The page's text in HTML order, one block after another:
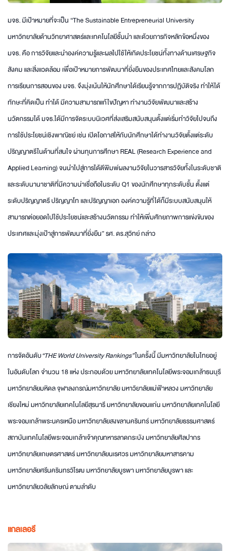
มจธ. มีเป้าหมายที่จะเป็น “The Sustainable Entrepreneurial University
มหาวิทยาลัยด้านวิทยาศาสตร์และเทคโนโลยีชั้นนำ และด้วยภารกิจหลักข้อหนึ่งของ
มจธ. คือ การวิจัยและนำองค์ความรู้และผลไปใช้ให้เกิดประโยชน์ทั้งทางด้านเศรษฐกิจ
สังคม และสิ่งแวดล้อม เพื่อเป้าหมายการพัฒนาที่ยั่งยืนของประเทศไทยและสังคมโลก
การเรียนการสอนของ มจธ. จึงมุ่งเน้นให้นักศึกษาได้เรียนรู้จากการปฏิบัติจริง ทำให้ได้
ทักษะที่คิดเป็น ทำได้ มีความสามารถแก้ไขปัญหา ทำงานวิจัยพัฒนาและสร้าง
นวัตกรรมได้ มจธ.ได้มีการจัดระบบนิเวศที่ส่งเสริมสนับสนุนตั้งแต่เริ่มทำวิจัยไปจนถึง
การใช้ประโยชน์เชิงพาณิชย์ เช่น เปิดโอกาสให้กับนักศึกษาได้ทำงานวิจัยตั้งแต่ระดับ
ปริญญาตรีในด้านที่สนใจ ผ่านทุนการศึกษา REAL (Research Experience and
Applied Learning) จนนำไปสู่การได้ตีพิมพ์ผลงานวิจัยในวารสารวิจัยทั้งในระดับชาติ
และระดับนานาชาติที่มีความน่าเชื่อถือในระดับ Q1 ของนักศึกษาทุกระดับชั้น ตั้งแต่
ระดับปริญญาตรี ปริญญาโท และปริญญาเอก องค์ความรู้ที่ได้ก็มีระบบสนับสนุนให้
สามารถต่อยอดไปใช้ประโยชน์และสร้างนวัตกรรม ทำให้เพิ่มศักยภาพการแข่งขันของ
ประเทศและมุ่งเป้าสู่การพัฒนาที่ยั่งยืน” รศ. ดร.สุวิทย์ กล่าว
การจัดอันดับ“THE World University Rankings”ในครั้งนี้ มีมหาวิทยาลัยในไทยอยู่
ในอันดับโลก จำนวน 18 แห่ง ประกอบด้วย มหาวิทยาลัยเทคโนโลยีพระจอมเกล้าธนบุรี
มหาวิทยาลัยมหิดล จุฬาลงกรณ์มหาวิทยาลัย มหาวิยาลัยแม่ฟ้าหลวง มหาวิทยาลัย
เชียงใหม่ มหาวิทยาลัยเทคโนโลยีสุรนารี มหาวิทยาลัยขอนแก่น มหาวิทยาลัยเทคโนโลยี
พระจอมเกล้าพระนครเหนือ มหาวิทยาลัยสงขลานครินทร์ มหาวิทยาลัยธรรมศาสตร์
สถาบันเทคโนโลยีพระจอมเกล้าเจ้าคุณทหารลาดกระบัง มหาวิทยาลัยศิลปากร
มหาวิทยาลัยเกษตรศาสตร์ มหาวิทยาลัยนเรศวร มหาวิทยาลัยมหาสารคาม
มหาวิทยาลัยศรีนครินทรวิโรฒ มหาวิทยาลัยบูรพา มหาวิทยาลัยบูรพา และ
มหาวิทยาลัยวลัยลักษณ์ ตามลำดับ
แกลเลอรี